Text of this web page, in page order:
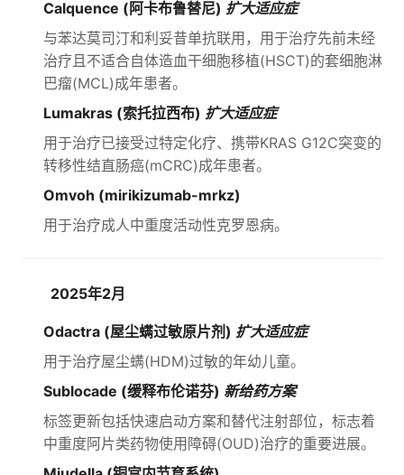
Calquence (阿卡布鲁替尼) 扩大适应症
与苯达莫司汀和利妥昔单抗联用，用于治疗先前未经
治疗且不适合自体造血干细胞移植(HSCT)的套细胞淋
巴瘤(MCL)成年患者。
Lumakras (索托拉西布) 扩大适应症
用于治疗已接受过特定化疗、携带KRAS G12C突变的
转移性结直肠癌(mCRC)成年患者。
Omvoh (mirikizumab-mrkz)
用于治疗成人中重度活动性克罗恩病。
2025年2月
Odactra (屋尘螨过敏原片剂) 扩大适应症
用于治疗屋尘螨(HDM)过敏的年幼儿童。
Sublocade (缓释布伦诺芬) 新给药方案
标签更新包括快速启动方案和替代注射部位，标志着
中重度阿片类药物使用障碍(OUD)治疗的重要进展。